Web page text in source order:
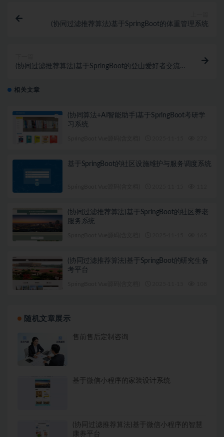
(协同过滤推荐算法)基于SpringBoot的体重管理系统
(协同过滤推荐算法)基于SpringBoot的登山爱好者交流
相关文章
(协同算法+AI智能助手)基于SpringBoot考研学
习系统
基于SpringBoot的社区设施维护与服务调度系统
(协同过滤推荐算法)基于SpringBoot的社区养老
服务系统
(协同过滤推荐算法)基于SpringBoot的研究生备
考平台
随机文章展示
售前售后定制咨询
基于微信小程序的家装设计系统
(协同过滤推荐算法)基于微信小程序的智慧
康养平台